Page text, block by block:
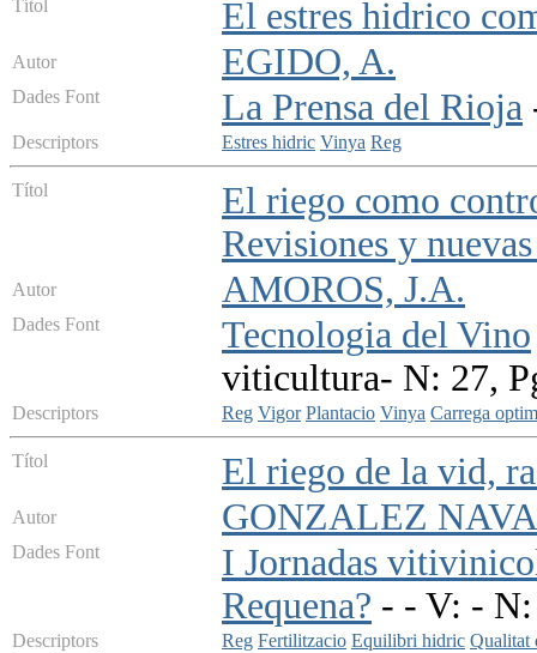
Títol El estres hidrico
Autor EGIDO, A.
Dades Font La Prensa del Rioja
Descriptors Estres hidric Vinya Reg
Títol
El riego como
Revisiones y
Autor AMOROS, J.A.
Dades Font Tecnologia del Vino
viticultura- N: 27,
Descriptors Reg Vigor Plantacio Vinya Carrega
Títol El riego de la vid,
Autor GONZALEZ
Dades Font
I Jornadas
Requena? - - V: - N:
Descriptors Reg Fertilitzacio Equilibri hidric Qualitat